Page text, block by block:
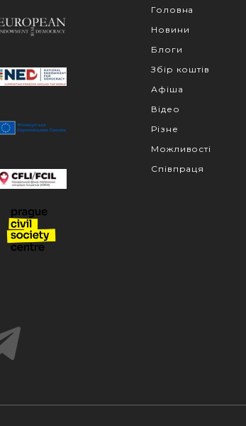
Головна
Новини
Блоги
Збір коштів
Афіша
Відео
Різне
Можливості
Співпраця